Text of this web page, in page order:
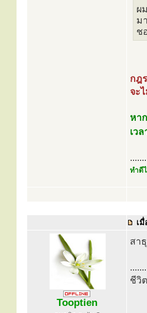
ผ
ม
ช
กฎ
จะ
หา
เว
ทำดี
เมื่
Tooptien
สาธุ
ชีวิ